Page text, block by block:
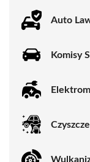
Auto
Komisy